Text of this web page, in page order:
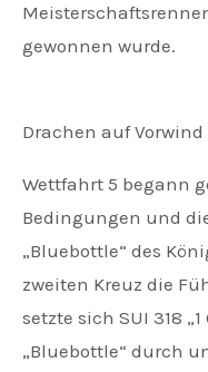
gewonnen wurde.
Drachen auf Vorwind
Wettfahrt 5 begann
Bedingungen und
„Bluebottle“ des
zweiten Kreuz die
setzte sich SUI 318
„Bluebottle“ durch